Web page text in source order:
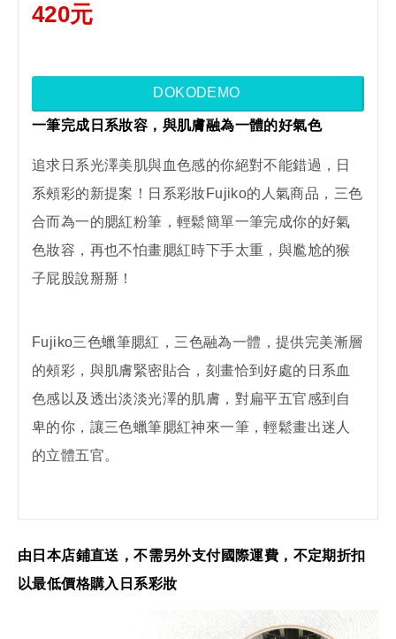
420元
DOKODEMO
一筆完成日系妝容，與肌膚融為一體的好氣色
追求日系光澤美肌與血色感的你絕對不能錯過，日
系頰彩的新提案！日系彩妝Fujiko的人氣商品，三色
合而為一的腮紅粉筆，輕鬆簡單一筆完成你的好氣
色妝容，再也不怕畫腮紅時下手太重，與尷尬的猴
子屁股說掰掰！
Fujiko三色蠟筆腮紅，三色融為一體，提供完美漸層
的頰彩，與肌膚緊密貼合，刻畫恰到好處的日系血
色感以及透出淡淡光澤的肌膚，對扁平五官感到自
卑的你，讓三色蠟筆腮紅神來一筆，輕鬆畫出迷人
的立體五官。
由日本店鋪直送，不需另外支付國際運費，不定期折扣
以最低價格購入日系彩妝